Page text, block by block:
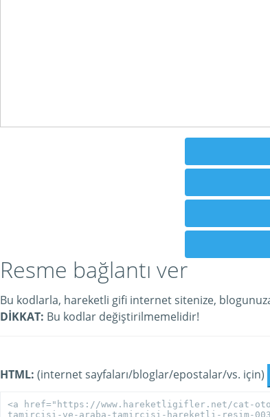
Resme bağlantı ver
Bu kodlarla, hareketli gifi internet sitenize,
DİKKAT: Bu kodlar değiştirilmemelidir!
HTML: (internet sayfaları/bloglar/epostalar/vs. için)